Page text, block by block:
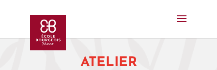
ATELIER